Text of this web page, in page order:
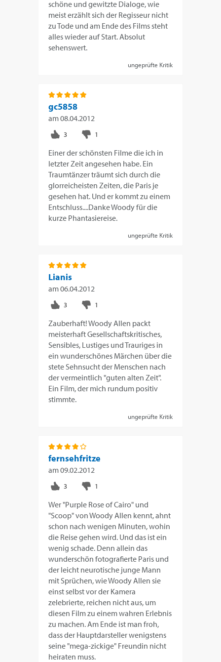
schöne und gewitzte Dialoge, wie
meist erzählt sich der Regisseur nicht
zu Tode und am Ende des Films steht
alles wieder auf Start. Absolut
sehenswert.
ungeprüfte Kritik
gc5858
am08.04.2012
Einer der schönsten Filme die ich in
letzter Zeit angesehen habe. Ein
Traumtänzer träumt sich durch die
glorreicheisten Zeiten, die Paris je
gesehen hat. Und er kommt zu einem
Entschluss....Danke Woody für die
kurze Phantasiereise.
ungeprüfte Kritik
Lianis
am06.04.2012
Zauberhaft! Woody Allen packt
meisterhaft Gesellschaftskritisches,
Sensibles, Lustiges und Trauriges in
ein wunderschönes Märchen über die
stete Sehnsucht der Menschen nach
der vermeintlich "guten alten Zeit".
Ein Film, der mich rundum positiv
stimmte.
ungeprüfte Kritik
fernsehfritze
am09.02.2012
Wer "Purple Rose of Cairo" und
"Scoop" von Woody Allen kennt, ahnt
schon nach wenigen Minuten, wohin
die Reise gehen wird. Und das ist ein
wenig schade. Denn allein das
wunderschön fotografierte Paris und
der leicht neurotische junge Mann
mit Sprüchen, wie Woody Allen sie
einst selbst vor der Kamera
zelebrierte, reichen nicht aus, um
diesen Film zu einem wahren Erlebnis
zu machen. Am Ende ist man froh,
dass der Hauptdarsteller wenigstens
seine "mega-zickige" Freundin nicht
heiraten muss.